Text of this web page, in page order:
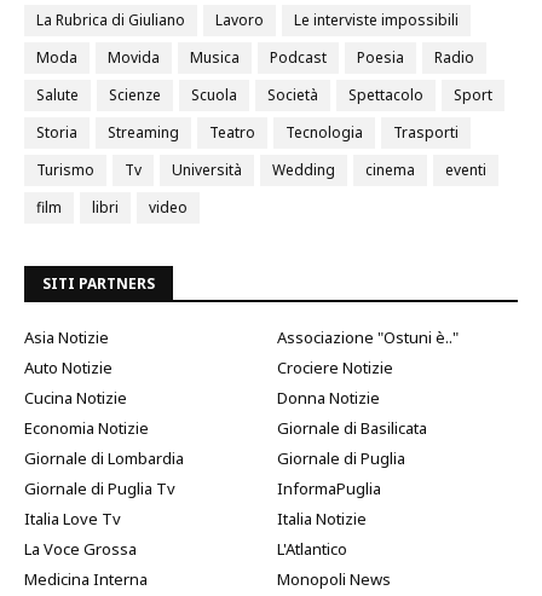
La Rubrica di Giuliano
Lavoro
Le interviste impossibili
Moda
Movida Musica Podcast Poesia
Radio
Salute
Scienze Scuola Società Spettacolo
Sport
Storia
Streaming Teatro Tecnologia
Trasporti
Turismo
Tv Università Wedding cinema
eventi
film
libri video
SITI PARTNERS
Asia Notizie
Associazione "Ostuni è.."
Auto Notizie
Crociere Notizie
Cucina Notizie
Donna Notizie
Economia Notizie
Giornale di Basilicata
Giornale di Lombardia
Giornale di Puglia
Giornale di Puglia Tv
InformaPuglia
Italia Love Tv
Italia Notizie
La Voce Grossa
L'Atlantico
Medicina Interna
Monopoli News